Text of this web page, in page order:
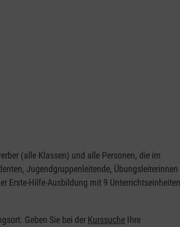
(alle Klassen) und alle Personen, die im
Jugendgruppenleitende, Übungsleiterinnen
Erste-Hilfe-Ausbildung mit 9
Geben Sie bei der Kurssuche Ihre